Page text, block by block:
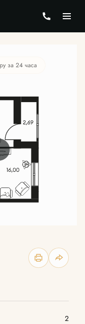
Цена по запросу
за 24 часа
2